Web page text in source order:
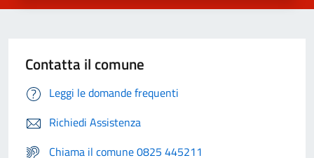
Contatta il comune
Leggi le domande frequenti
Richiedi Assistenza
Chiama il comune 0825 445211